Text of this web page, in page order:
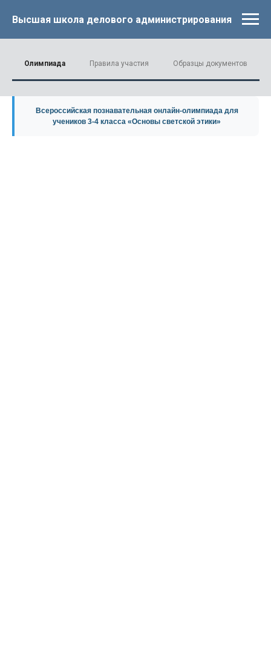
Высшая школа делового администрирования
Олимпиада Правила участия Образцы документов
Всероссийская познавательная онлайн-олимпиада для
учеников 3-4 класса «Основы светской этики»